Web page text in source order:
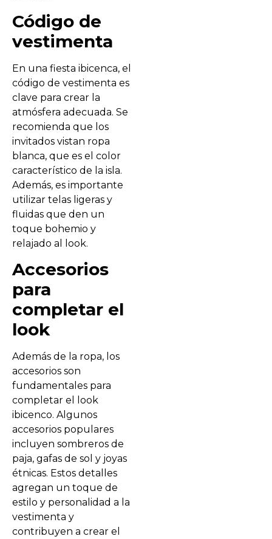
Código de
vestimenta
En una fiesta ibicenca, el
código de vestimenta es
clave para crear la
atmósfera adecuada. Se
recomienda que los
invitados vistan ropa
blanca, que es el color
característico de la isla.
Además, es importante
utilizar telas ligeras y
fluidas que den un
toque bohemio y
relajado al look.
Accesorios
para
completar el
look
Además de la ropa, los
accesorios son
fundamentales para
completar el look
ibicenco. Algunos
accesorios populares
incluyen sombreros de
paja, gafas de sol y joyas
étnicas. Estos detalles
agregan un toque de
estilo y personalidad a la
vestimenta y
contribuyen a crear el